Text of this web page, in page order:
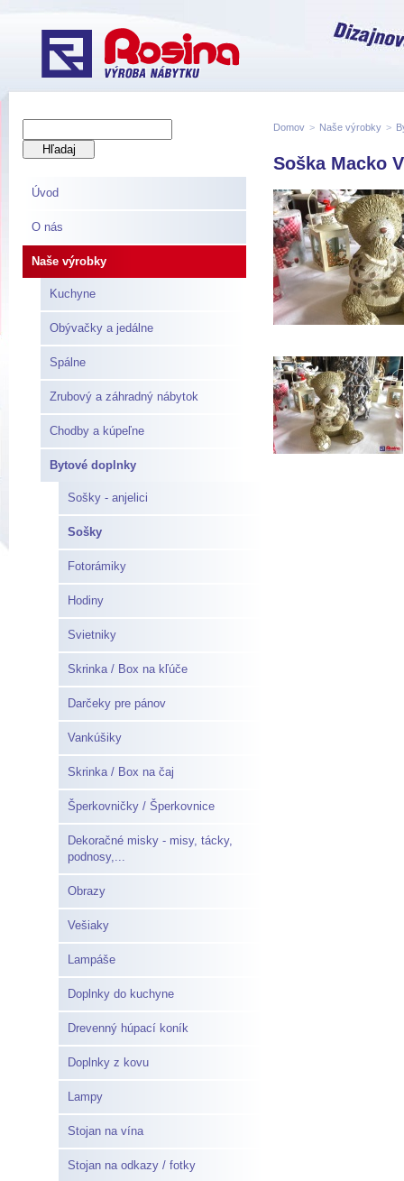
Úvod
O nás
Naše výrobky
Kuchyne
Obývačky a jedálne
Spálne
Zrubový a záhradný nábytok
Chodby a kúpeľne
Bytové doplnky
Sošky - anjelici
Sošky
Fotorámiky
Hodiny
Svietniky
Skrinka / Box na kľúče
Darčeky pre pánov
Vankúšiky
Skrinka / Box na čaj
Šperkovničky / Šperkovnice
Dekoračné misky - misy, tácky,
podnosy,...
Obrazy
Vešiaky
Lampáše
Doplnky do kuchyne
Drevenný húpací koník
Doplnky z kovu
Lampy
Stojan na vína
Stojan na odkazy / fotky
Domov > Naše výrobky >
Soška Macko